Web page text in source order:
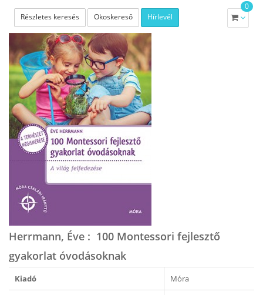
Részletes keresés Okoskereső Hírlevél
0
Herrmann, Éve ​: ​100 Montessori fejlesztő
gyakorlat óvodásoknak
Kiadó Móra